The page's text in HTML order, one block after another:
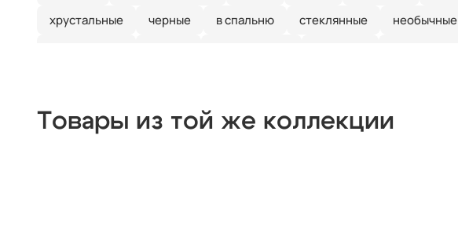
хрустальные
черные в спальню стеклянные необычные
Товары из той же коллекции